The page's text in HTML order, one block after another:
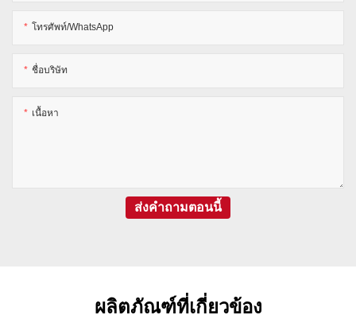
โทรศัพท์/WhatsApp
ชื่อบริษัท
เนื้อหา
ส่งคำถามตอนนี้
ผลิตภัณฑ์ที่เกี่ยวข้อง